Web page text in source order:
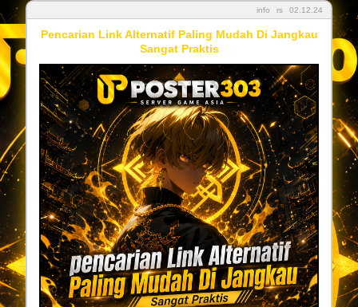
info rs 02.12.24
Pencarian Link Alternatif Paling Mudah Di Jangkau
Sangat Praktis